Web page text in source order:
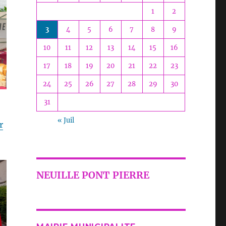
1 2
3 4 5 6 7 8 9
10 11 12 13 14 15 16
17 18 19 20 21 22 23
24 25 26 27 28 29 30
31
« Juil
NEUILLE PONT PIERRE